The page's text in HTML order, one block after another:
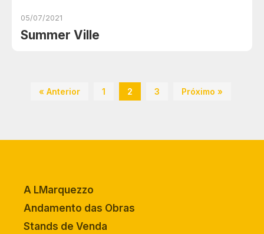
05/07/2021
Summer Ville
« Anterior 1 2 3 Próximo »
A LMarquezzo
Andamento das Obras
Stands de Venda